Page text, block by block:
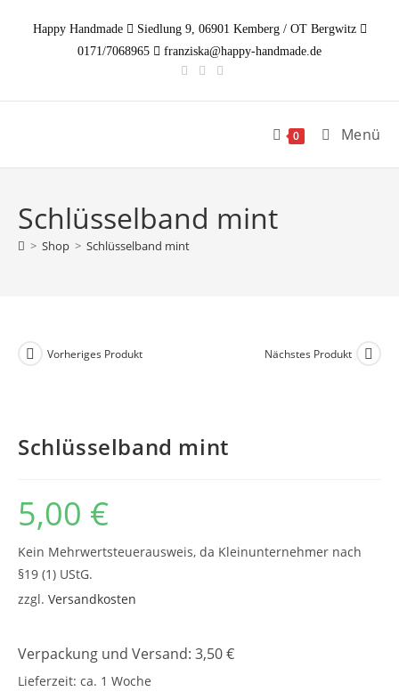
InhaltHappy Handmade
Siedlung 9, 06901 Kemberg / OT Bergwitz
0171/7068965
franziska@happy-handmade.de
0 Menü
Schlüsselband mint
> Shop > Schlüsselband mint
Vorheriges Produkt Nächstes Produkt
Schlüsselband mint
5,00 €
Kein Mehrwertsteuerausweis, da Kleinunternehmer nach
§19 (1) UStG.
zzgl. Versandkosten
Verpackung und Versand: 3,50 €
Lieferzeit: ca. 1 Woche